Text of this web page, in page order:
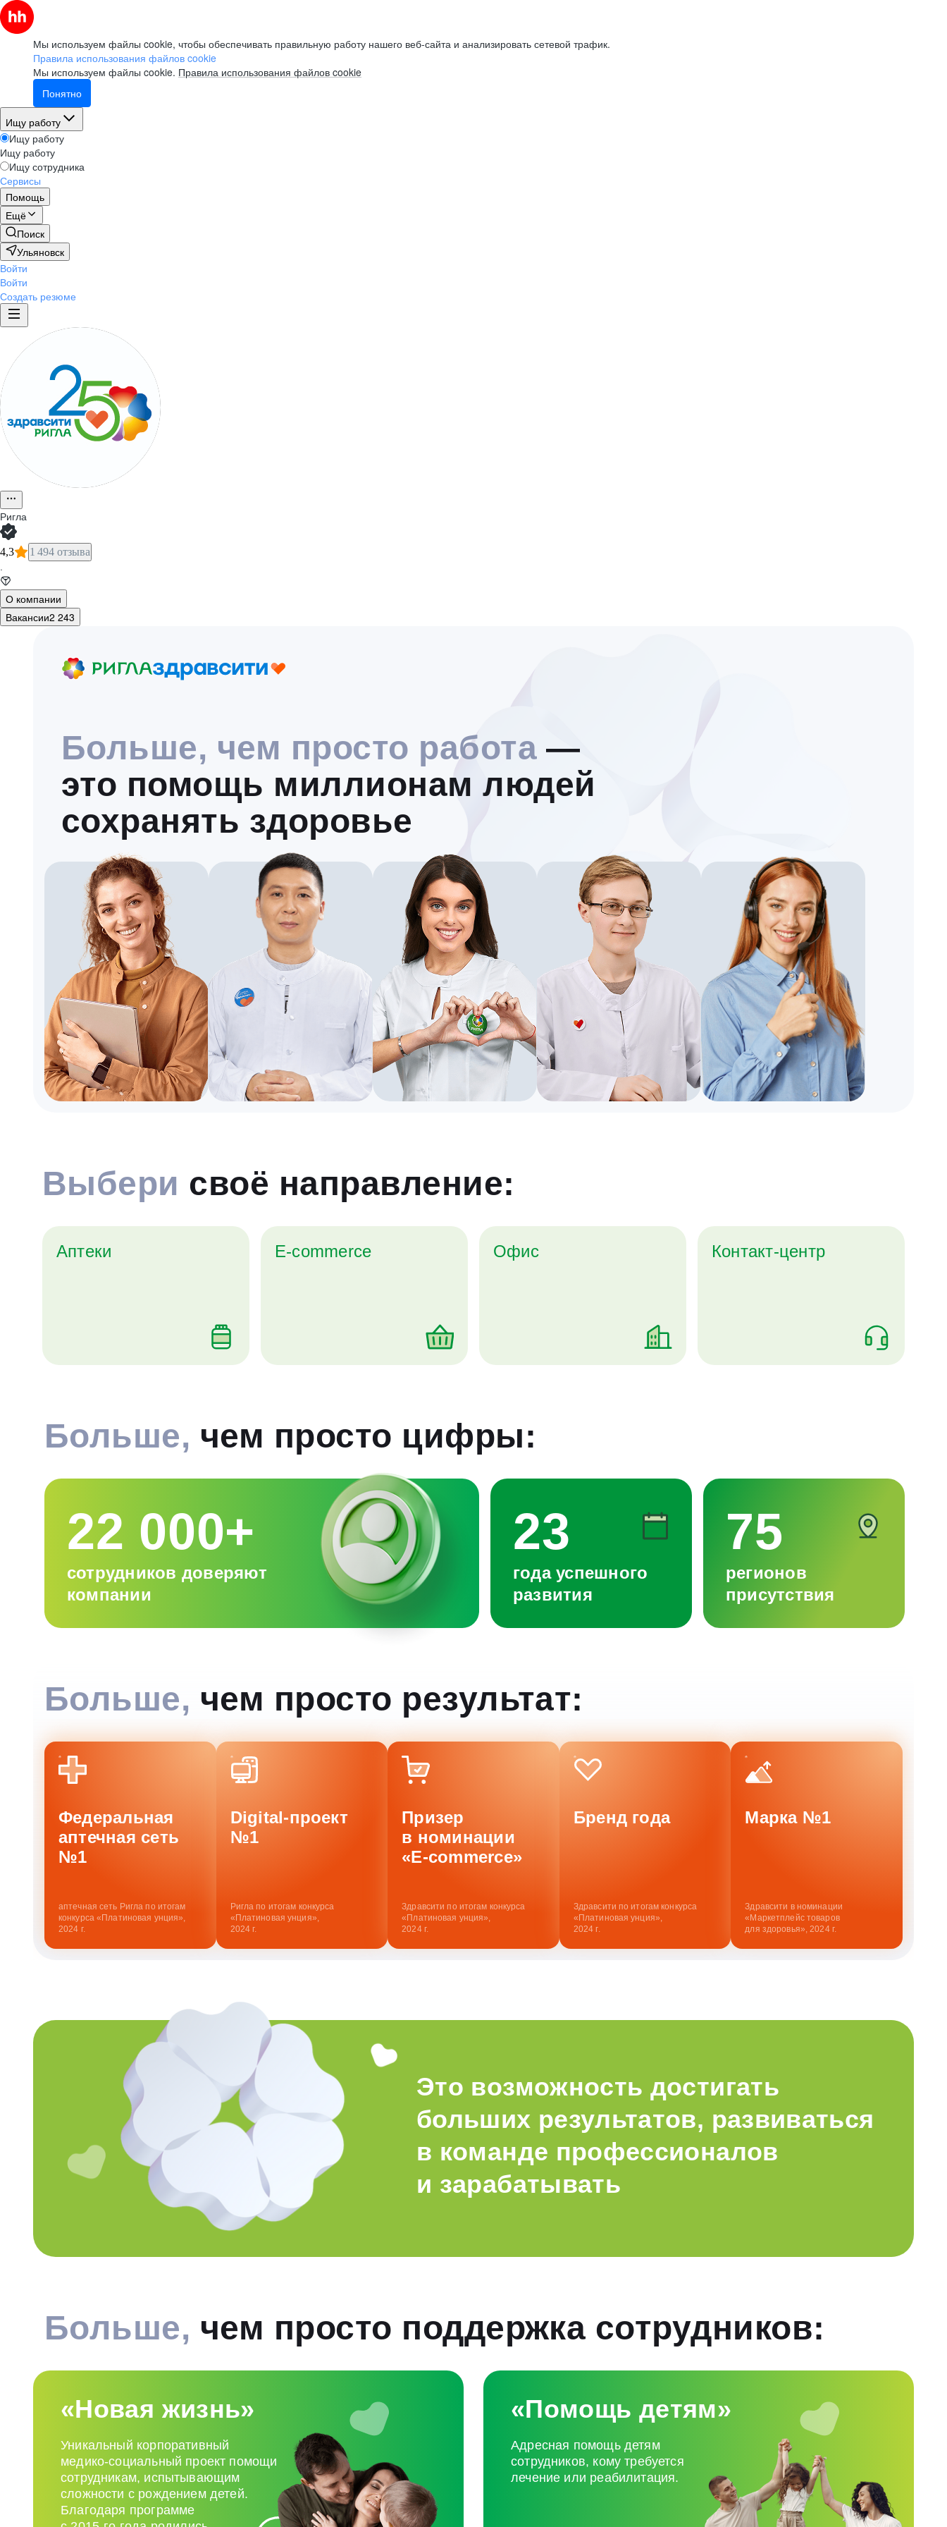
Мы используем файлы cookie, чтобы обеспечивать правильную работу нашего веб-сайта и анализировать сетевой трафик.
Правила использования файлов cookie
Мы используем файлы cookie. Правила использования файлов cookie
Понятно
Ищу работу
Ищу работу
Ищу работу
Ищу сотрудника
Сервисы
Помощь
Ещё
Поиск
Ульяновск
Войти
Войти
Создать резюме
Ригла
4,3 1 494 отзыва
·
О компании
Вакансии2 243
Больше, чем просто работа —
это помощь миллионам людей
сохранять здоровье
Выбери своё направление:
Аптеки E-commerce Офис Контакт-центр
Больше, чем просто цифры:
22 000+
сотрудников доверяют
компании
23
года успешного
развития
75
регионов
присутствия
Больше, чем просто результат:
Федеральная
аптечная сеть
№1
аптечная сеть Ригла по итогам
конкурса «Платиновая унция»,
2024 г.
Digital-проект
№1
Ригла по итогам конкурса
«Платиновая унция»,
2024 г.
Призер
в номинации
«E-commerce»
Здравсити по итогам конкурса
«Платиновая унция»,
2024 г.
Бренд года
Здравсити по итогам конкурса
«Платиновая унция»,
2024 г.
Марка №1
Здравсити в номинации
«Маркетплейс товаров
для здоровья», 2024 г.
Это возможность достигать
больших результатов, развиваться
в команде профессионалов
и зарабатывать
Больше, чем просто поддержка сотрудников:
«Новая жизнь»
Уникальный корпоративный
медико‑социальный проект помощи
сотрудникам, испытывающим
сложности с рождением детей.
Благодаря программе
«Помощь детям»
Адресная помощь детям
сотрудников, кому требуется
лечение или реабилитация.